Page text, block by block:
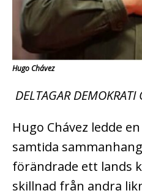
Hugo Chávez
DELTAGAR
Hugo Chávez ledde
samtida
förändrade ett lands
skillnad från andra